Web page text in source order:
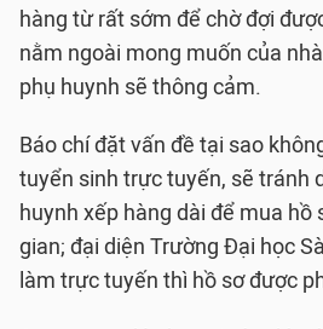
hàng từ rất sớm để chờ đợi
nằm ngoài mong muốn của
phụ huynh sẽ thông cảm.
Báo chí đặt vấn đề tại sao
tuyển sinh trực tuyến, sẽ tránh
huynh xếp hàng dài để mua hồ
gian; đại diện Trường Đại học
làm trực tuyến thì hồ sơ được